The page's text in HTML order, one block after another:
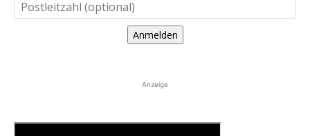
Anmelden
Anzeige